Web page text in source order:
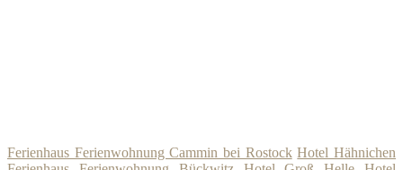
Ferienhaus Ferienwohnung Cammin bei Rostock Hotel Hähnichen